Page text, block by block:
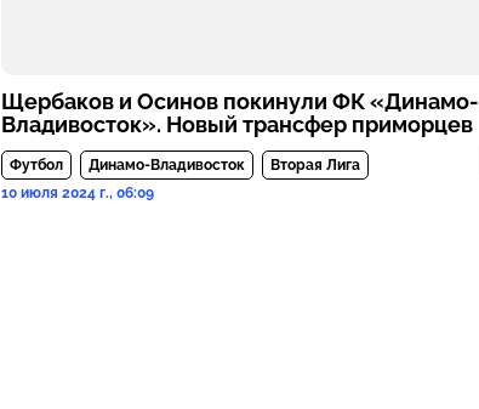
Щербаков и Осинов покинули ФК «Динамо-
Владивосток». Новый трансфер приморцев
Футбол Динамо-Владивосток
Вторая Лига
10 июля 2024 г., 06:09